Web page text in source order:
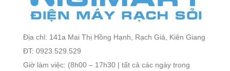
Địa chỉ: 141a Mai Thị Hồng Hạnh, Rạch Giá, Kiên Giang
ĐT: 0923.529.529
Giờ làm việc: (8h00 – 17h30 | tất cả các ngày trong